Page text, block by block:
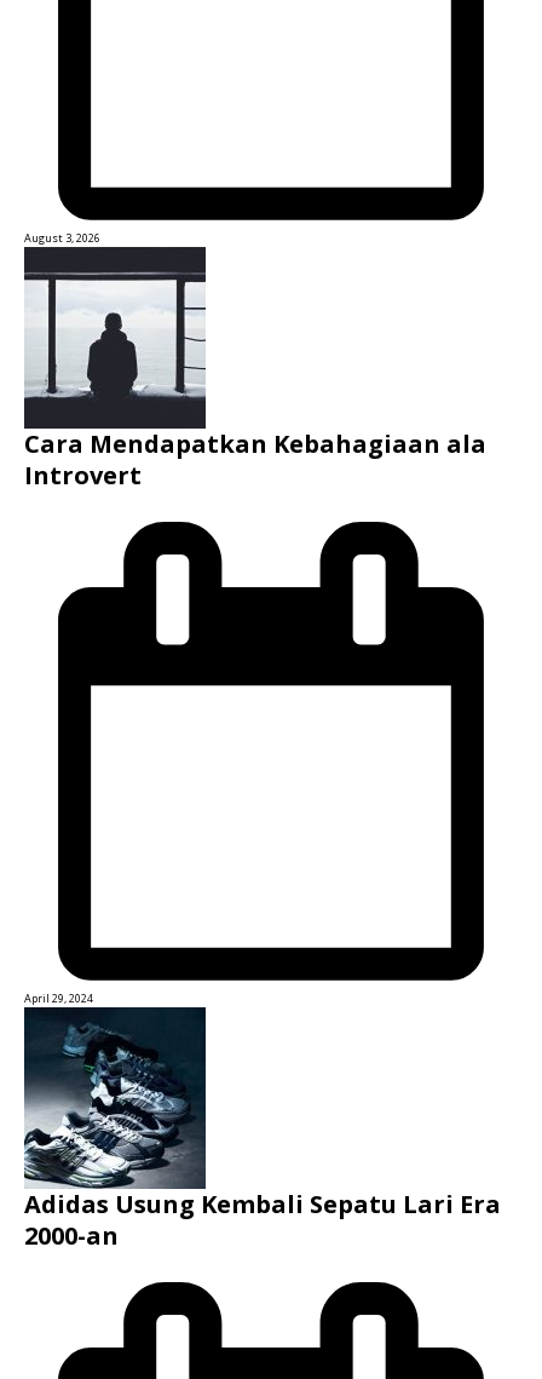
August 3, 2026
Cara Mendapatkan Kebahagiaan ala
Introvert
April 29, 2024
Adidas Usung Kembali Sepatu Lari Era
2000-an